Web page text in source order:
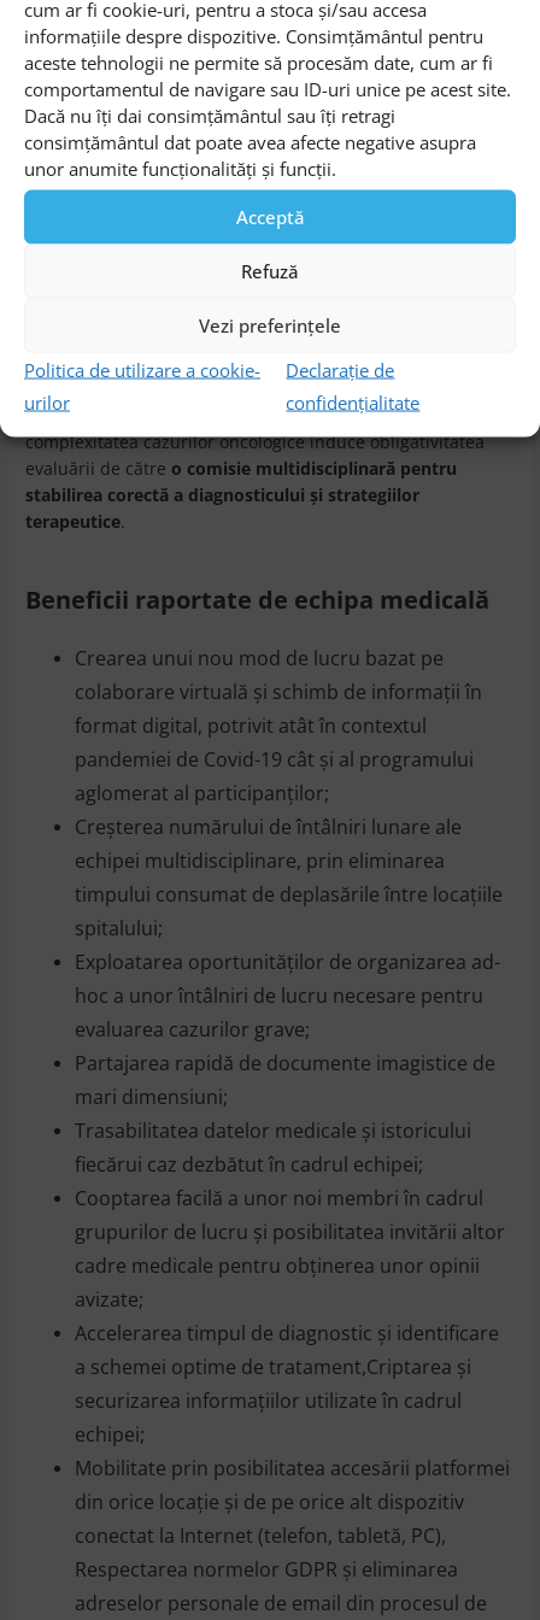
cum ar fi cookie-uri, pentru a stoca și/sau accesa
informațiile despre dispozitive. Consimțământul pentru
aceste tehnologii ne permite să procesăm date, cum ar fi
comportamentul de navigare sau ID-uri unice pe acest site.
Dacă nu îți dai consimțământul sau îți retragi
consimțământul dat poate avea afecte negative asupra
unor anumite funcționalități și funcții.
Acceptă
Refuză
Vezi preferințele
Politica de utilizare a cookie-
urilor
Declarație de
confidențialitate
un stat major care evaluează strategic etapele
terapiei şi logistica necesară. Vorbim de
planificare, reevaluări în funcţie de rezultate,
schimbări de strategii, iar orice câştig de timp
este benefic pentru pacient. Inclusiv
reevaluarea cazurilor devine mult mai facilă
prin urmărirea istoricului şi etapelor
terapeutice parcurse. În esenţă, platforma ne
ajută în atingerea obiectivului unic al fiecărui
medic: mai binele pacientului”, a adăugatdr.
Alături de eficienţa lucrului în echipă, platforma de
Conform legislaţiei curente din mai multe ţări,
complexitatea cazurilor oncologice induce obligativitatea
evaluării de către o comisie multidisciplinară pentru
stabilirea corectă a diagnosticului şi strategiilor
terapeutice.
Beneficii raportate de echipa medicală
Crearea unui nou mod de lucru bazat pe
colaborare virtuală şi schimb de informaţii în
format digital, potrivit atât în contextul
pandemiei de Covid-19 cât şi al programului
aglomerat al participanţilor;
Creşterea numărului de întâlniri lunare ale
echipei multidisciplinare, prin eliminarea
timpului consumat de deplasările între locaţiile
spitalului;
Exploatarea oportunităţilor de organizarea ad-
hoc a unor întâlniri de lucru necesare pentru
evaluarea cazurilor grave;
Partajarea rapidă de documente imagistice de
mari dimensiuni;
Trasabilitatea datelor medicale şi istoricului
fiecărui caz dezbătut în cadrul echipei;
Cooptarea facilă a unor noi membri în cadrul
grupurilor de lucru şi posibilitatea invitării altor
cadre medicale pentru obţinerea unor opinii
avizate;
Accelerarea timpul de diagnostic şi identificare
a schemei optime de tratament,Criptarea şi
securizarea informaţiilor utilizate în cadrul
echipei;
Mobilitate prin posibilitatea accesării platformei
din orice locaţie şi de pe orice alt dispozitiv
conectat la Internet (telefon, tabletă, PC),
Respectarea normelor GDPR şi eliminarea
adreselor personale de email din procesul de